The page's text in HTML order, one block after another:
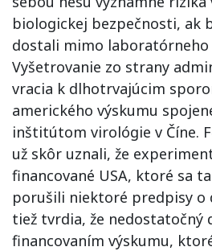
biologickej bezpečnosti, ak
dostali mimo
Vyšetrovanie zo strany
vracia k dlhotrvajúcim
amerického výskumu
inštitútom virológie v Číne.
už skôr uznali, že
financované USA, ktoré sa
porušili niektoré predpisy o
tiež tvrdia, že nedostatočný
financovaním výskumu,